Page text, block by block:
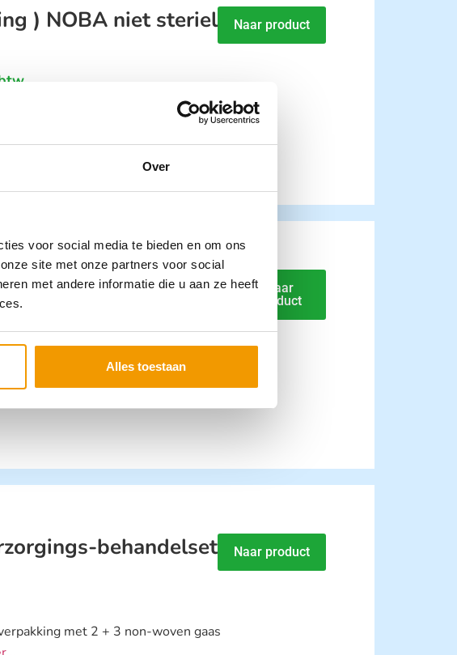
Over
voor social media te bieden en om ons
site met onze partners voor social
met andere informatie die u aan ze heeft
Alles toestaan
Naar product
) NOBA niet steriel
Naar
product
20 cm, 3.0 cm – Ds
Naar product
behandelset
met 2 + 3 non-woven gaas